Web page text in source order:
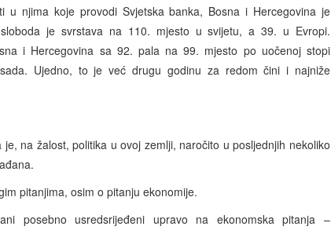
njima koje provodi Svjetska banka, Bosna i Hercegovina je
je svrstava na 110. mjesto u svijetu, a 39. u Evropi.
i Hercegovina sa 92. pala na 99. mjesto po uočenoj stopi
Ujedno, to je već drugu godinu za redom čini i najniže
na žalost, politika u ovoj zemlji, naročito u posljednjih nekoliko
pitanjima, osim o pitanju ekonomije.
posebno usredsrijeđeni upravo na ekonomska pitanja –